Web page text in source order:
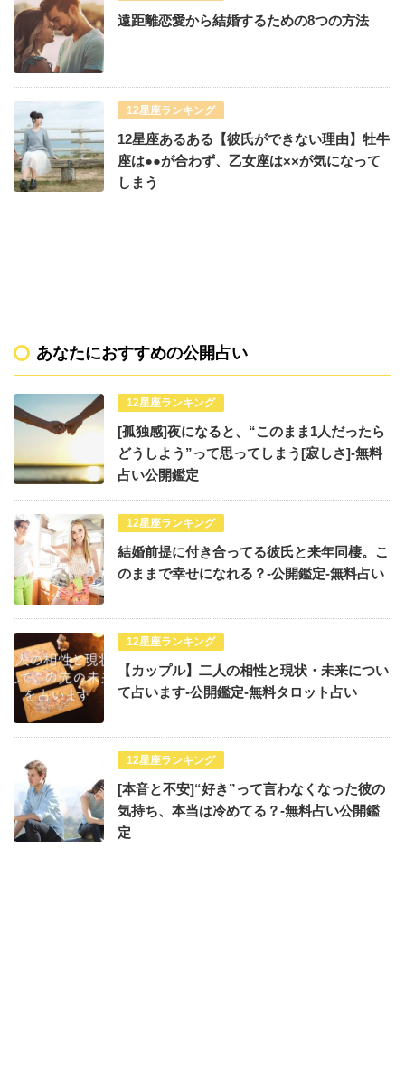
遠距離恋愛から結婚するための8つの方法
12星座ランキング
12星座あるある【彼氏ができない理由】牡牛
座は●●が合わず、乙女座は××が気になって
しまう
あなたにおすすめの公開占い
12星座ランキング
[孤独感]夜になると、“このまま1人だったら
どうしよう”って思ってしまう[寂しさ]-無料
占い公開鑑定
12星座ランキング
結婚前提に付き合ってる彼氏と来年同棲。こ
のままで幸せになれる？-公開鑑定-無料占い
12星座ランキング
【カップル】二人の相性と現状・未来につい
て占います-公開鑑定-無料タロット占い
12星座ランキング
[本音と不安]“好き”って言わなくなった彼の
気持ち、本当は冷めてる？-無料占い公開鑑
定